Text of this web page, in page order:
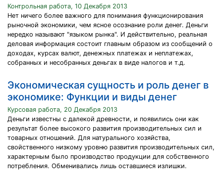
Контрольная работа, 10 Декабря 2013
Нет ничего более важного для понимания функционирования
рыночной экономики, чем ясное осознание роли денег. Деньги
нередко называют "языком рынка". И действительно, реальная
деловая информация состоит главным образом из сообщений о
доходах, курсах валют, денежных платежах и неплатежах,
собранных и несобранных деньгах в виде налогов и т.д.
Экономическая сущность и роль денег в
экономике: Функции и виды денег
Курсовая работа, 20 Декабря 2013
Деньги известны с далекой древности, и появились они как
результат более высокого развития производительных сил и
товарных отношений. Для натурального хозяйства,
свойственного низкому уровню развития производительных сил,
характерным было производство продукции для собственного
потребления. Обменивались лишь оставшиеся излишки.